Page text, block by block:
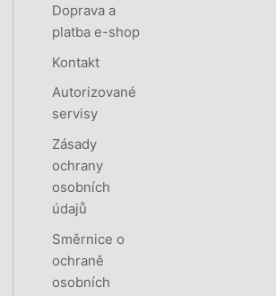
Doprava a
platba e-shop
Kontakt
Autorizované
servisy
Zásady
ochrany
osobních
údajů
Směrnice o
ochraně
osobních